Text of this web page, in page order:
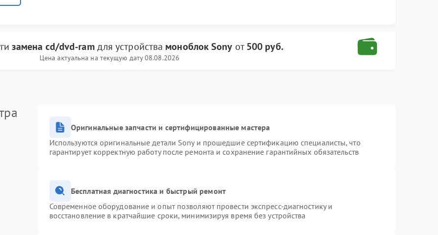
замена cd/dvd-ram для устройства моноблок Sony от500 руб.
Цена актуальна на текущую дату 08.08.2026
Оригинальные запчасти и сертифицированные мастера
Используются оригинальные детали Sony и прошедшие сертификацию специалисты, что
гарантирует корректную работу после ремонта и сохранение гарантийных обязательств
Бесплатная диагностика и быстрый ремонт
Современное оборудование и опыт позволяют провести экспресс-диагностику и
восстановление в кратчайшие сроки, минимизируя время без устройства